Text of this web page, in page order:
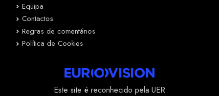
Equipa
Contactos
Regras de comentários
Política de Cookies
Este site é reconhecido pela UER